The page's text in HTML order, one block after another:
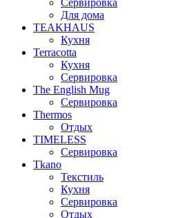
Сервировка
Для дома
TEAKHAUS
Кухня
Terracotta
Кухня
Сервировка
The English Mug
Сервировка
Thermos
Отдых
TIMELESS
Сервировка
Tkano
Текстиль
Кухня
Сервировка
Отдых